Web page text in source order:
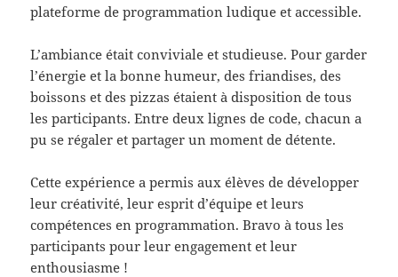
plateforme de programmation ludique et accessible.
L’ambiance était conviviale et studieuse. Pour garder
l’énergie et la bonne humeur, des friandises, des
boissons et des pizzas étaient à disposition de tous
les participants. Entre deux lignes de code, chacun a
pu se régaler et partager un moment de détente.
Cette expérience a permis aux élèves de développer
leur créativité, leur esprit d’équipe et leurs
compétences en programmation. Bravo à tous les
participants pour leur engagement et leur
enthousiasme !